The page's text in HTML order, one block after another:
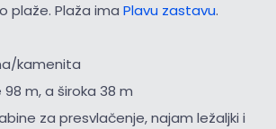
plaže. Plaža ima Plavu zastavu.
kamenita
m, a široka 38 m
za presvlačenje, najam ležaljki i